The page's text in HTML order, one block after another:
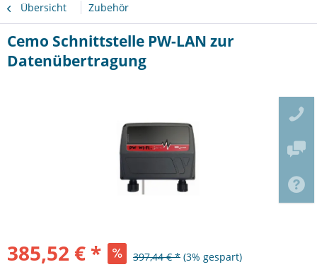
Übersicht Zubehör
Cemo Schnittstelle PW-LAN zur
Datenübertragung
385,52 € * 397,44 € * (3% gespart)